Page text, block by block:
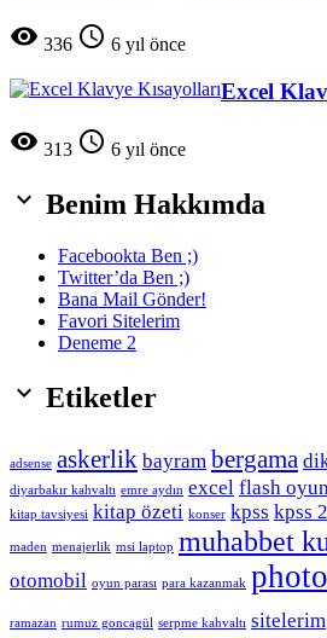
 336  6 yıl önce
Excel
 313  6 yıl önce
 Benim Hakkımda
Facebookta Ben ;)
Twitter’da Ben ;)
Bana Mail Gönder!
Favori Sitelerim
Deneme 2
 Etiketler
adsense askerlik bayram bergama
diyarbakır kahvaltı emre aydın excel flash
kitap tavsiyesi kitap özeti konser kpss kpss
maden menajerlik msi laptop muhabbet
otomobil oyun parası para kazanmak
ramazan rumuz goncagül serpme kahvaltı sitelerim